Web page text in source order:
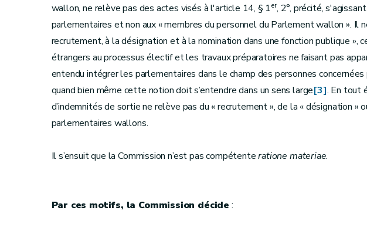
wallon, ne relève pas des actes visés à l'article 14, § 1er, 2°, précité,
parlementaires et non aux « membres du personnel du Parlement wallon ». Il
recrutement, à la désignation et à la nomination dans une fonction publique »,
étrangers au processus électif et les travaux préparatoires ne faisant pas
entendu intégrer les parlementaires dans le champ des personnes concernées
quand bien même cette notion doit s’entendre dans un sens large[3]. En tout
d’indemnités de sortie ne relève pas du « recrutement », de la « désignation »
parlementaires wallons.
Il s’ensuit que la Commission n’est pas compétenteratione materiae.
Par ces motifs, la Commission décide :